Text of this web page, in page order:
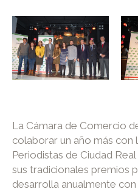
La Cámara de Comercio
colaborar un año más con
Periodistas de Ciudad
sus tradicionales premios
desarrolla anualmente